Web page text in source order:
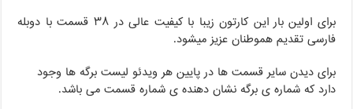
برای اولین بار این کارتون زیبا با کیفیت عالی در ۳۸ قسمت با دوبله
فارسی تقدیم هموطنان عزیز میشود.
برای دیدن سایر قسمت ها در پایین هر ویدئو لیست برگه ها وجود
دارد که شماره ی برگه نشان دهنده ی شماره قسمت می باشد.